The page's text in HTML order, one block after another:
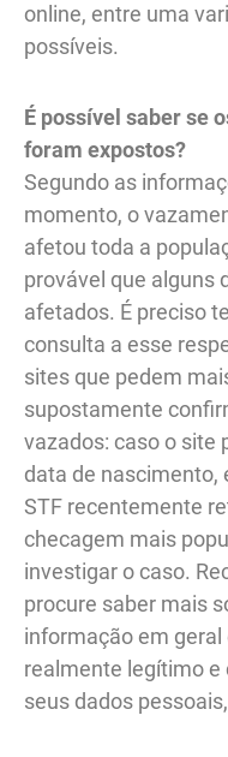
online, entre uma
possíveis.
É possível saber se
foram expostos?
Segundo as
momento, o
afetou toda a
provável que alguns
afetados. É preciso
consulta a esse
sites que pedem
supostamente
vazados: caso o site
data de nascimento,
STF recentemente
checagem mais
investigar o caso.
procure saber mais
informação em
realmente legítimo
seus dados